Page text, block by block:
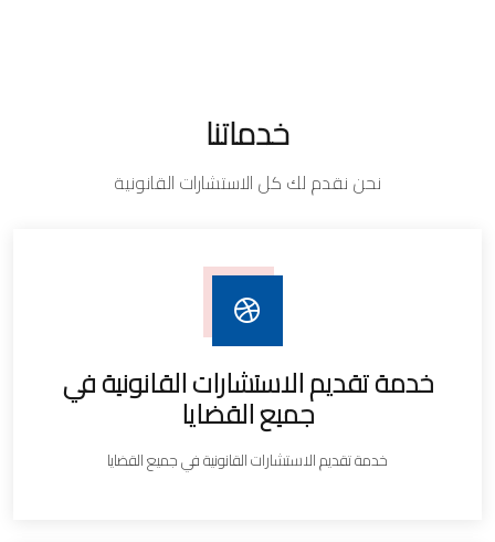
خدماتنا
نحن نقدم لك كل الاستشارات القانونية
خدمة تقديم الاستشارات القانونية في
جميع القضايا
خدمة تقديم الاستشارات القانونية في جميع القضايا